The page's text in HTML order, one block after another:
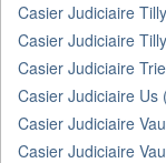
Casier Judiciaire
Casier Judiciaire
Casier Judiciaire
Casier Judiciaire Us
Casier Judiciaire
Casier Judiciaire